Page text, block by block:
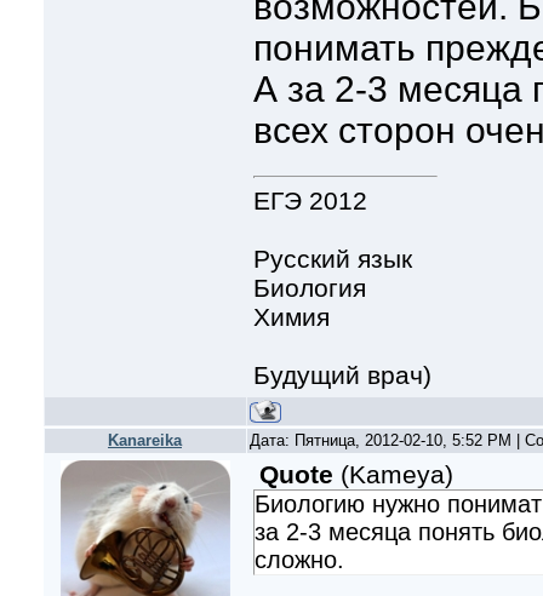
понимать
А за 2-3 месяца
всех сторон
ЕГЭ 2012
Русский язык
Биология
Химия
Будущий врач)
Kanareika Дата: Пятница, 2012-02-10, 5:52 PM |
Quote (Kameya)
Биологию нужно
за 2-3 месяца понять
сложно.